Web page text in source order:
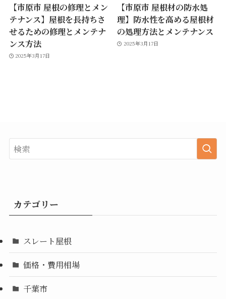
【市原市 屋根の修理とメン
テナンス】屋根を長持ちさ
せるための修理とメンテナ
ンス方法
2025年3月17日
【市原市 屋根材の防水処
理】防水性を高める屋根材
の処理方法とメンテナンス
2025年3月17日
カテゴリー
スレート屋根
価格・費用相場
千葉市